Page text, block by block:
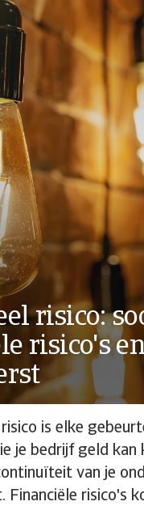
risico:
risico's
risico is elke
je bedrijf geld kan
van je
Financiële risico's